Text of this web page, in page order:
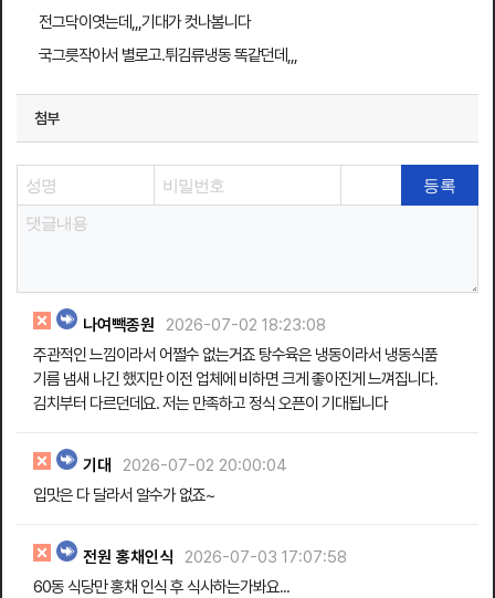
전그닥이엿는데,,,기대가 컷나봄니다
국그릇작아서 별로고.튀김류냉동 똑같던데,,,
첨부
나여빽종원
2026-07-02 18:23:08
주관적인 느낌이라서 어쩔수 없는거죠 탕수육은 냉동이라서 냉동식품
기름 냄새 나긴 했지만 이전 업체에 비하면 크게 좋아진게 느껴집니다.
김치부터 다르던데요. 저는 만족하고 정식 오픈이 기대됩니다
기대
2026-07-02 20:00:04
입맛은 다 달라서 알수가 없죠~
전원 홍채인식
2026-07-03 17:07:58
60동 식당만 홍채 인식 후 식사하는가봐요...